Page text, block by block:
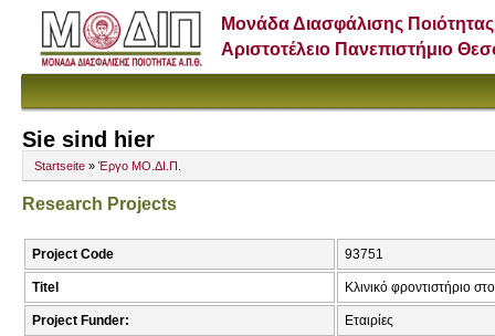
Μονάδα Διασφάλισης Ποιότητας
Αριστοτέλειο Πανεπιστήμιο
Sie sind hier
Startseite » Έργο ΜΟ.ΔΙ.Π.
Research Projects
Project Code 93751
Titel Κλινικό φροντιστήριο
Project Funder: Εταιρίες